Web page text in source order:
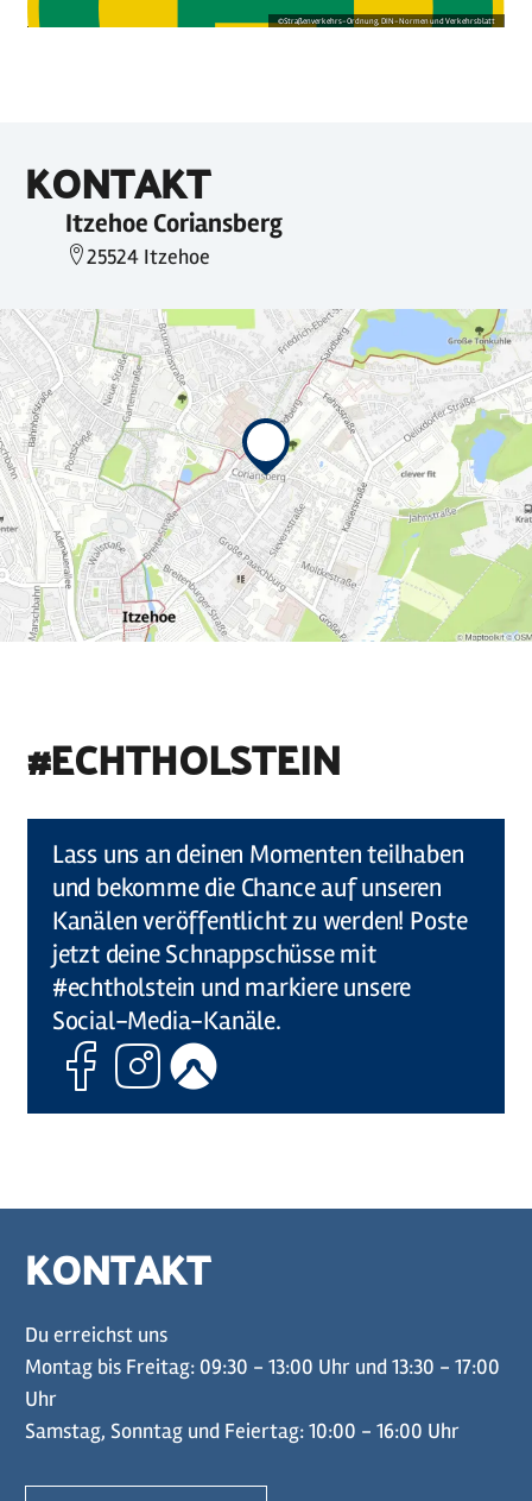
©Straßenverkehrs-Ordnung, DIN-Normen und Verkehrsblatt
KONTAKT
Itzehoe Coriansberg
25524 Itzehoe
#ECHTHOLSTEIN
Lass uns an deinen Momenten teilhaben
und bekomme die Chance auf unseren
Kanälen veröffentlicht zu werden! Poste
jetzt deine Schnappschüsse mit
#echtholstein und markiere unsere
Social-Media-Kanäle.
FacebookInstagram
Komoot
KONTAKT
Du erreichst uns
Montag bis Freitag: 09:30 - 13:00 Uhr und 13:30 - 17:00
Uhr
Samstag, Sonntag und Feiertag: 10:00 - 16:00 Uhr